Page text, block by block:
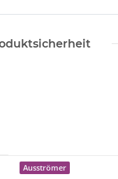
Ausströmer